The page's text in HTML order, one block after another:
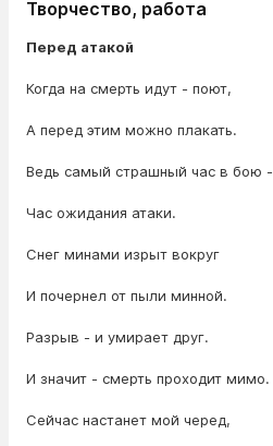
Творчество, работа
Перед атакой
Когда на смерть идут - поют,
А перед этим можно плакать.
Ведь самый страшный час в бою -
Час ожидания атаки.
Снег минами изрыт вокруг
И почернел от пыли минной.
Разрыв - и умирает друг.
И значит - смерть проходит мимо.
Сейчас настанет мой черед,